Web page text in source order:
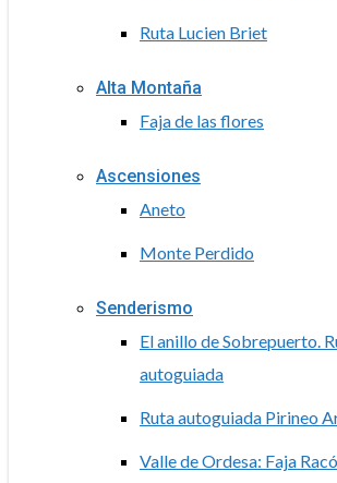
Ruta Lucien Briet
Alta Montaña
Faja de las flores
Ascensiones
Aneto
Monte Perdido
Senderismo
El anillo de Sobrepuerto.
autoguiada
Ruta autoguiada Pirineo
Valle de Ordesa: Faja